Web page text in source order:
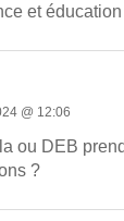
et
@ 12:06
ou DEB
?